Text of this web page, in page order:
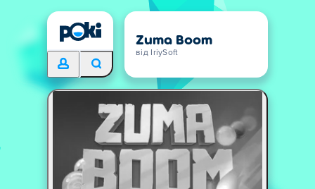
Zuma Boom
від IriySoft